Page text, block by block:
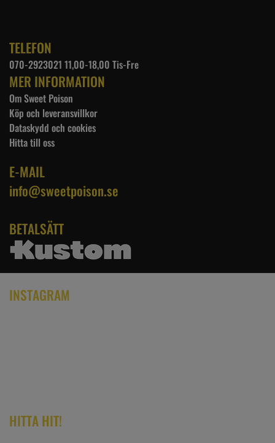
TELEFON
070-2923021 11,00-18,00 Tis-Fre
MER INFORMATION
Om Sweet Poison
Köp och leveransvillkor
Dataskydd och cookies
Hitta till oss
E-MAIL
info@sweetpoison.se
BETALSÄTT
INSTAGRAM
HITTA HIT!